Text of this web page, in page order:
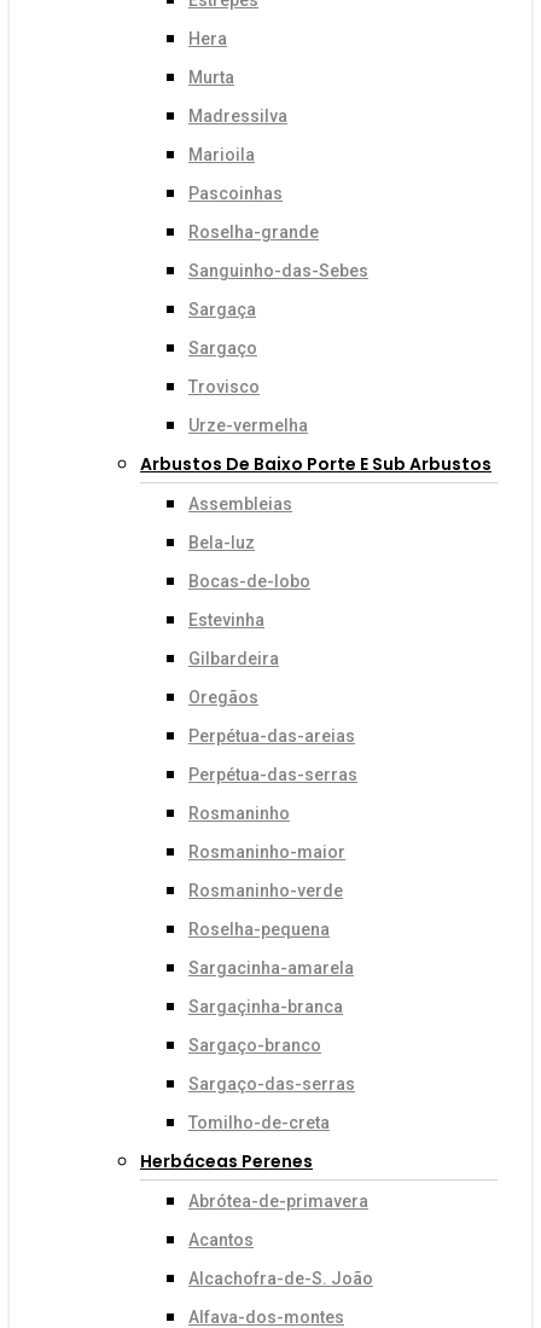
Hera
Murta
Madressilva
Marioila
Pascoinhas
Roselha-grande
Sanguinho-das-Sebes
Sargaça
Sargaço
Trovisco
Urze-vermelha
Arbustos De Baixo Porte E Sub Arbustos
Assembleias
Bela-luz
Bocas-de-lobo
Estevinha
Gilbardeira
Oregãos
Perpétua-das-areias
Perpétua-das-serras
Rosmaninho
Rosmaninho-maior
Rosmaninho-verde
Roselha-pequena
Sargacinha-amarela
Sargaçinha-branca
Sargaço-branco
Sargaço-das-serras
Tomilho-de-creta
Herbáceas Perenes
Abrótea-de-primavera
Acantos
Alcachofra-de-S. João
Alfava-dos-montes